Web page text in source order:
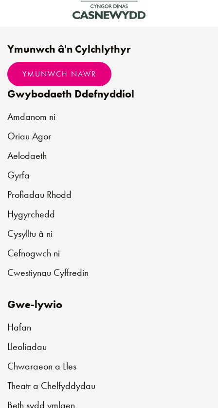
Gwybodaeth Ddefnyddiol
Amdanom ni
Oriau Agor
Aelodaeth
Gyrfa
Profiadau Rhodd
Hygyrchedd
Cysylltu â ni
Cefnogwch ni
Cwestiynau Cyffredin
Gwe-lywio
Hafan
Lleoliadau
Chwaraeon a Lles
Theatr a Chelfyddydau
Beth sydd ymlaen
Ymunwch â'n Cylchlythyr
YMUNWCH NAWR